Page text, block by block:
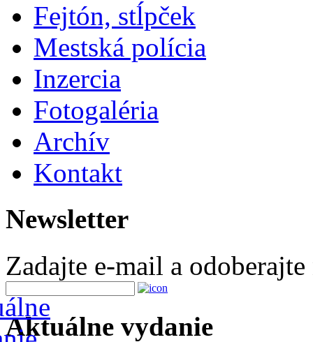
Fejtón, stĺpček
Mestská polícia
Inzercia
Fotogaléria
Archív
Kontakt
Newsletter
Zadajte e-mail a
Aktuálne vydanie